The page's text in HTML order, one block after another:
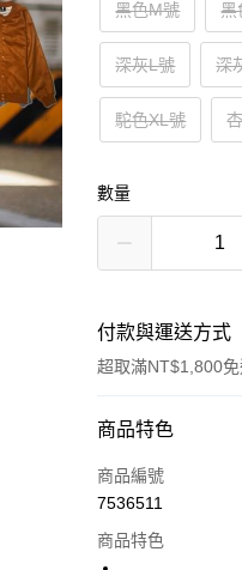
黑色M號 黑
深灰L號 深
駝色XL號
數量
付款與運送方式
超取滿NT$1,800免
付款方式
信用卡一次付款
商品特色
商品編號
7536511
商品特色